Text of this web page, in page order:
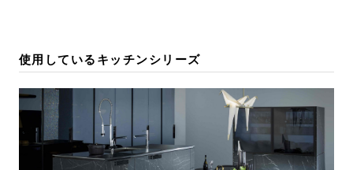
使用しているキッチンシリーズ